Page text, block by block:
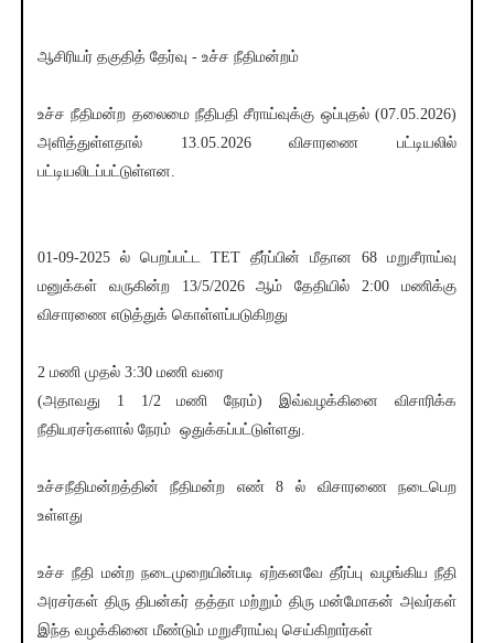
ஆசிரியர் தகுதித் தேர்வு - உச்ச நீதிமன்றம்
உச்ச நீதிமன்ற தலைமை நீதிபதி சீராய்வுக்கு ஒப்புதல் (07.05.2026)
அளித்துள்ளதால் 13.05.2026 விசாரணை பட்டியலில்
பட்டியலிடப்பட்டுள்ளன.
01-09-2025 ல் பெறப்பட்ட TET தீர்ப்பின் மீதான 68 மறுசீராய்வு
மனுக்கள் வருகின்ற 13/5/2026 ஆம் தேதியில் 2:00 மணிக்கு
விசாரணை எடுத்துக் கொள்ளப்படுகிறது
2 மணி முதல் 3:30 மணி வரை
(அதாவது 1 1/2 மணி நேரம்) இவ்வழக்கினை விசாரிக்க
நீதியரசர்களால் நேரம் ஒதுக்கப்பட்டுள்ளது.
உச்சநீதிமன்றத்தின் நீதிமன்ற எண் 8 ல் விசாரணை நடைபெற
உள்ளது
உச்ச நீதி மன்ற நடைமுறையின்படி ஏற்கனவே தீர்ப்பு வழங்கிய நீதி
அரசர்கள் திரு திபன்கர் தத்தா மற்றும் திரு மன்மோகன் அவர்கள்
இந்த வழக்கினை மீண்டும் மறுசீராய்வு செய்கிறார்கள்